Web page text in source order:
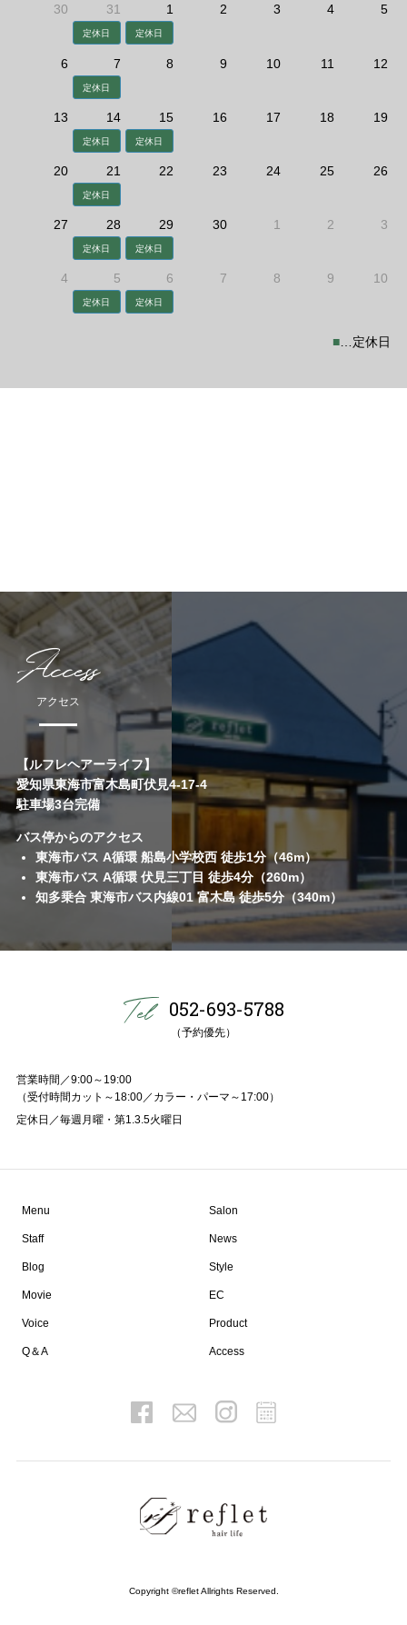
30 31 1 2 3 4 5
定休日 定休日
6 7 8 9 10 11 12
定休日
13 14 15 16 17 18 19
定休日 定休日
20 21 22 23 24 25 26
定休日
27 28 29 30 1 2 3
定休日 定休日
4 5 6 7 8 9 10
定休日 定休日
■ …定休日
Access
アクセス
【ルフレヘアーライフ】
愛知県東海市富木島町伏見4-17-4
駐車場3台完備
バス停からのアクセス
東海市バス A循環 船島小学校西 徒歩1分（46m）
東海市バス A循環 伏見三丁目 徒歩4分（260m）
知多乗合 東海市バス内線01 富木島 徒歩5分（340m）
052-693-5788
（予約優先）
営業時間／9:00～19:00
（受付時間カット～18:00／カラー・パーマ～17:00）
定休日／毎週月曜・第1.3.5火曜日
Menu Salon
Staff News
Blog Style
Movie EC
Voice Product
Q＆A Access
Copyright ©reflet Allrights Reserved.